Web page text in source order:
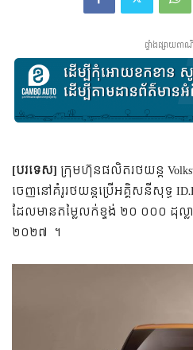
ផ្ទាំងផ្សាយពាណិ
[បរទេស] ក្រុមហ៊ុនផលិតរថយន្ត
ចេញនៅគំរូរថយន្តប្រើអគ្គិសនីសុទ្ធ
ដែលមានតម្លៃលក់ខ្ទង់ ២០ ០០០ ដុល្លា
២០២៧ ។